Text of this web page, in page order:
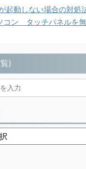
起動しない場合の対
コン タッチパネルを
)